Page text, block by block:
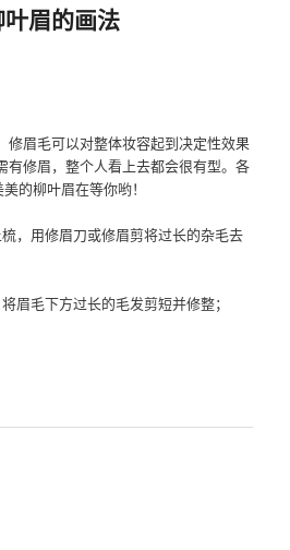
眉的画法
修眉毛可以对整体妆容起到决定性效果
有修眉，整个人看上去都会很有型。各
的柳叶眉在等你哟！
，用修眉刀或修眉剪将过长的杂毛去
眉毛下方过长的毛发剪短并修整；